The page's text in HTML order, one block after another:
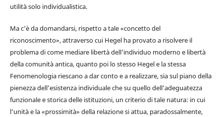
utilità solo individualistica.
Ma c’è da domandarsi, rispetto a tale «concetto del
riconoscimento», attraverso cui Hegel ha provato a risolvere il
problema di come mediare libertà dell’individuo moderno e libertà
della comunità antica, quanto poi lo stesso Hegel e la stessa
Fenomenologia riescano a dar conto e a realizzare, sia sul piano della
pienezza dell’esistenza individuale che su quello dell’adeguatezza
funzionale e storica delle istituzioni, un criterio di tale natura: in cui
l’unità e la «prossimità» della relazione si attua, paradossalmente,